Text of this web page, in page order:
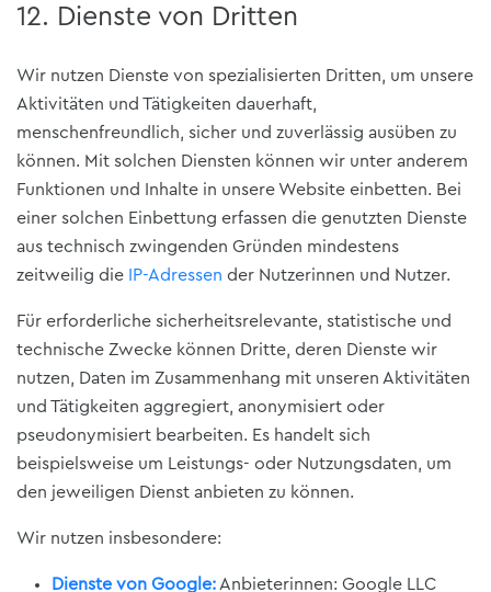
12. Dienste von Dritten
Wir nutzen Dienste von spezialisierten Dritten, um unsere
Aktivitäten und Tätigkeiten dauerhaft,
menschenfreundlich, sicher und zuverlässig ausüben zu
können. Mit solchen Diensten können wir unter anderem
Funktionen und Inhalte in unsere Website einbetten. Bei
einer solchen Einbettung erfassen die genutzten Dienste
aus technisch zwingenden Gründen mindestens
zeitweilig die
IP-Adressen der Nutzerinnen und Nutzer.
Für erforderliche sicherheitsrelevante, statistische und
technische Zwecke können Dritte, deren Dienste wir
nutzen, Daten im Zusammenhang mit unseren Aktivitäten
und Tätigkeiten aggregiert, anonymisiert oder
pseudonymisiert bearbeiten. Es handelt sich
beispielsweise um Leistungs- oder Nutzungsdaten, um
den jeweiligen Dienst anbieten zu können.
Wir nutzen insbesondere:
Dienste von Google: Anbieterinnen: Google LLC